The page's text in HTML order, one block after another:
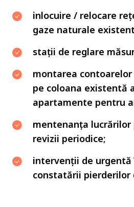
inlocuire / relocare
gaze naturale
stații de reglare
montarea
pe coloana existentă
apartamente pentru
mentenanța
revizii periodice;
intervenții de urgentă
constatării pierderilor